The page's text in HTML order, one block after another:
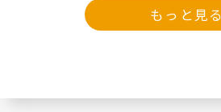
もっと見る